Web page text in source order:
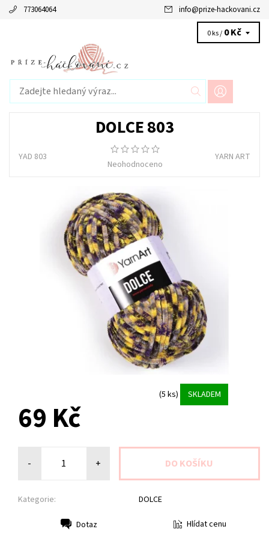
773064064 info@prize-hackovani.cz
0 ks / 0 Kč
DOLCE 803
YAD 803
Neohodnoceno
YARN ART
(5 ks) SKLADEM
69 Kč
- +
Kategorie: DOLCE
Dotaz Hlídat cenu